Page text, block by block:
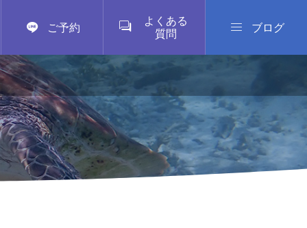
 ご予約 
よくある
質問
 ブログ